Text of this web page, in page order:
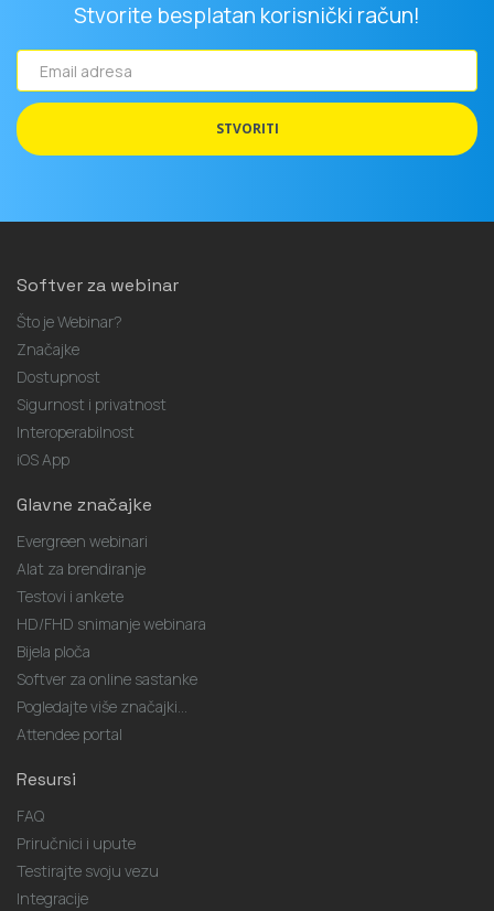
Stvorite besplatan korisnički račun!
Email
adresa
STVORITI
Softver za webinar
Što je Webinar?
Značajke
Dostupnost
Sigurnost i privatnost
Interoperabilnost
iOS App
Glavne značajke
Evergreen webinari
Alat za brendiranje
Testovi i ankete
HD/FHD snimanje webinara
Bijela ploča
Softver za online sastanke
Pogledajte više značajki...
Attendee portal
Resursi
FAQ
Priručnici i upute
Testirajte svoju vezu
Integracije